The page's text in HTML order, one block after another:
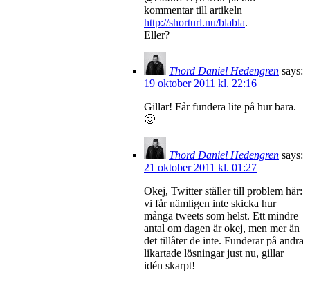
kommentar till artikeln
http://shorturl.nu/blabla.
Eller?
Thord Daniel Hedengren says:
19 oktober 2011 kl. 22:16
Gillar! Får fundera lite på hur bara.
🙂
Thord Daniel Hedengren says:
21 oktober 2011 kl. 01:27
Okej, Twitter ställer till problem här:
vi får nämligen inte skicka hur
många tweets som helst. Ett mindre
antal om dagen är okej, men mer än
det tillåter de inte. Funderar på andra
likartade lösningar just nu, gillar
idén skarpt!